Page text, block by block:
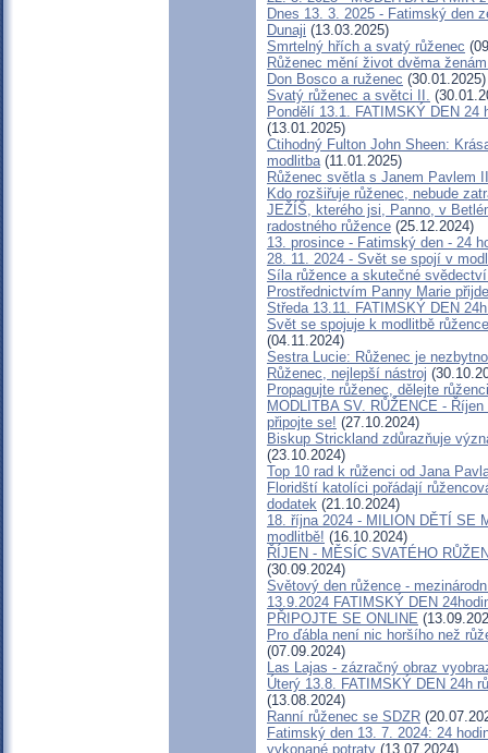
Dnes 13. 3. 2025 - Fatimský den
Dunaji (13.03.2025)
Smrtelný hřích a svatý růženec
Růženec mění život dvěma
Don Bosco a ruženec (30.01.2025)
Svatý růženec a světci II.
Pondělí 13.1. FATIMSKÝ DEN
(13.01.2025)
Ctihodný Fulton John Sheen:
modlitba(11.01.2025)
Růženec světla s Janem Pavlem
Kdo rozšiřuje růženec, nebude
JEŽÍŠ, kterého jsi, Panno, v
radostného růžence (25.12.2024)
13. prosince - Fatimský den - 24
28. 11. 2024 - Svět se spojí v
Síla růžence a skutečné
Prostřednictvím Panny Marie
Středa 13.11. FATIMSKÝ DEN
Svět se spojuje k modlitbě
(04.11.2024)
Sestra Lucie: Růženec je
Růženec, nejlepší nástroj
Propagujte růženec, dělejte
MODLITBA SV. RŮŽENCE -
připojte se! (27.10.2024)
Biskup Strickland zdůrazňuje
(23.10.2024)
Top 10 rad k růženci od Jana
Floridští katolíci pořádají
dodatek (21.10.2024)
18. října 2024 - MILION DĚTÍ SE
modlitbě! (16.10.2024)
ŘÍJEN - MĚSÍC SVATÉHO
(30.09.2024)
Světový den růžence -
13.9.2024 FATIMSKÝ DEN
PŘIPOJTE SE ONLINE
Pro ďábla není nic horšího než
(07.09.2024)
Las Lajas - zázračný obraz
Úterý 13.8. FATIMSKÝ DEN 24h
(13.08.2024)
Ranní růženec se SDZR
Fatimský den 13. 7. 2024: 24
vykonané potraty (13.07.2024)